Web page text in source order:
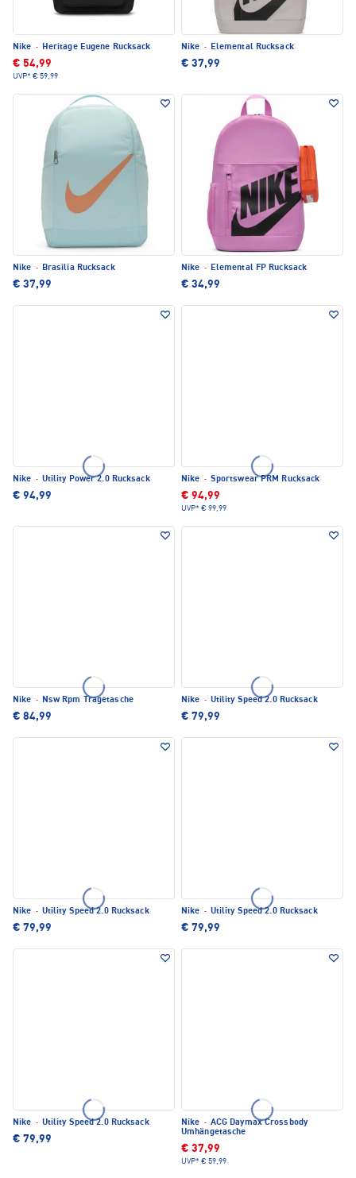
Nike · Heritage Eugene Rucksack
€ 54,99
UVP* € 59,99
Nike · Elemental Rucksack
€ 37,99
Nike · Brasilia Rucksack
€ 37,99
Nike · Elemental FP Rucksack
€ 34,99
Nike · Utility Power 2.0 Rucksack
€ 94,99
Nike · Sportswear PRM Rucksack
€ 94,99
UVP* € 99,99
Nike · Nsw Rpm Tragetasche
€ 84,99
Nike · Utility Speed 2.0 Rucksack
€ 79,99
Nike · Utility Speed 2.0 Rucksack
€ 79,99
Nike · Utility Speed 2.0 Rucksack
€ 79,99
Nike · Utility Speed 2.0 Rucksack
€ 79,99
Nike · ACG Daymax Crossbody
Umhängetasche
€ 37,99
UVP* € 59,99